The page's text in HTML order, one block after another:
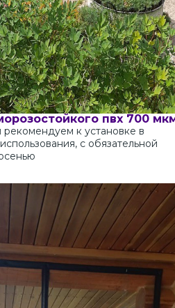
пвх 700
к установке в
с обязательной